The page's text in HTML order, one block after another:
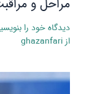
مراحل و
دیدگاه‌ خود را
از ghazanfari